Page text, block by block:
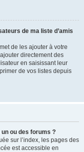
de ma liste d’amis
de les ajouter à votre
directement des
en saisissant leur
de vos listes depuis
ou des forums ?
sur l’index, les pages des
est accessible en